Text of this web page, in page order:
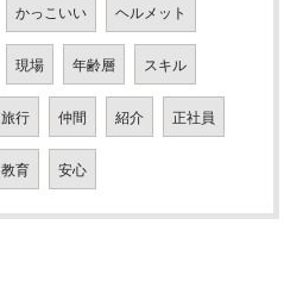
かっこいい ヘルメット
現場 年齢層 スキル
旅行 仲間 紹介 正社員
教育 安心